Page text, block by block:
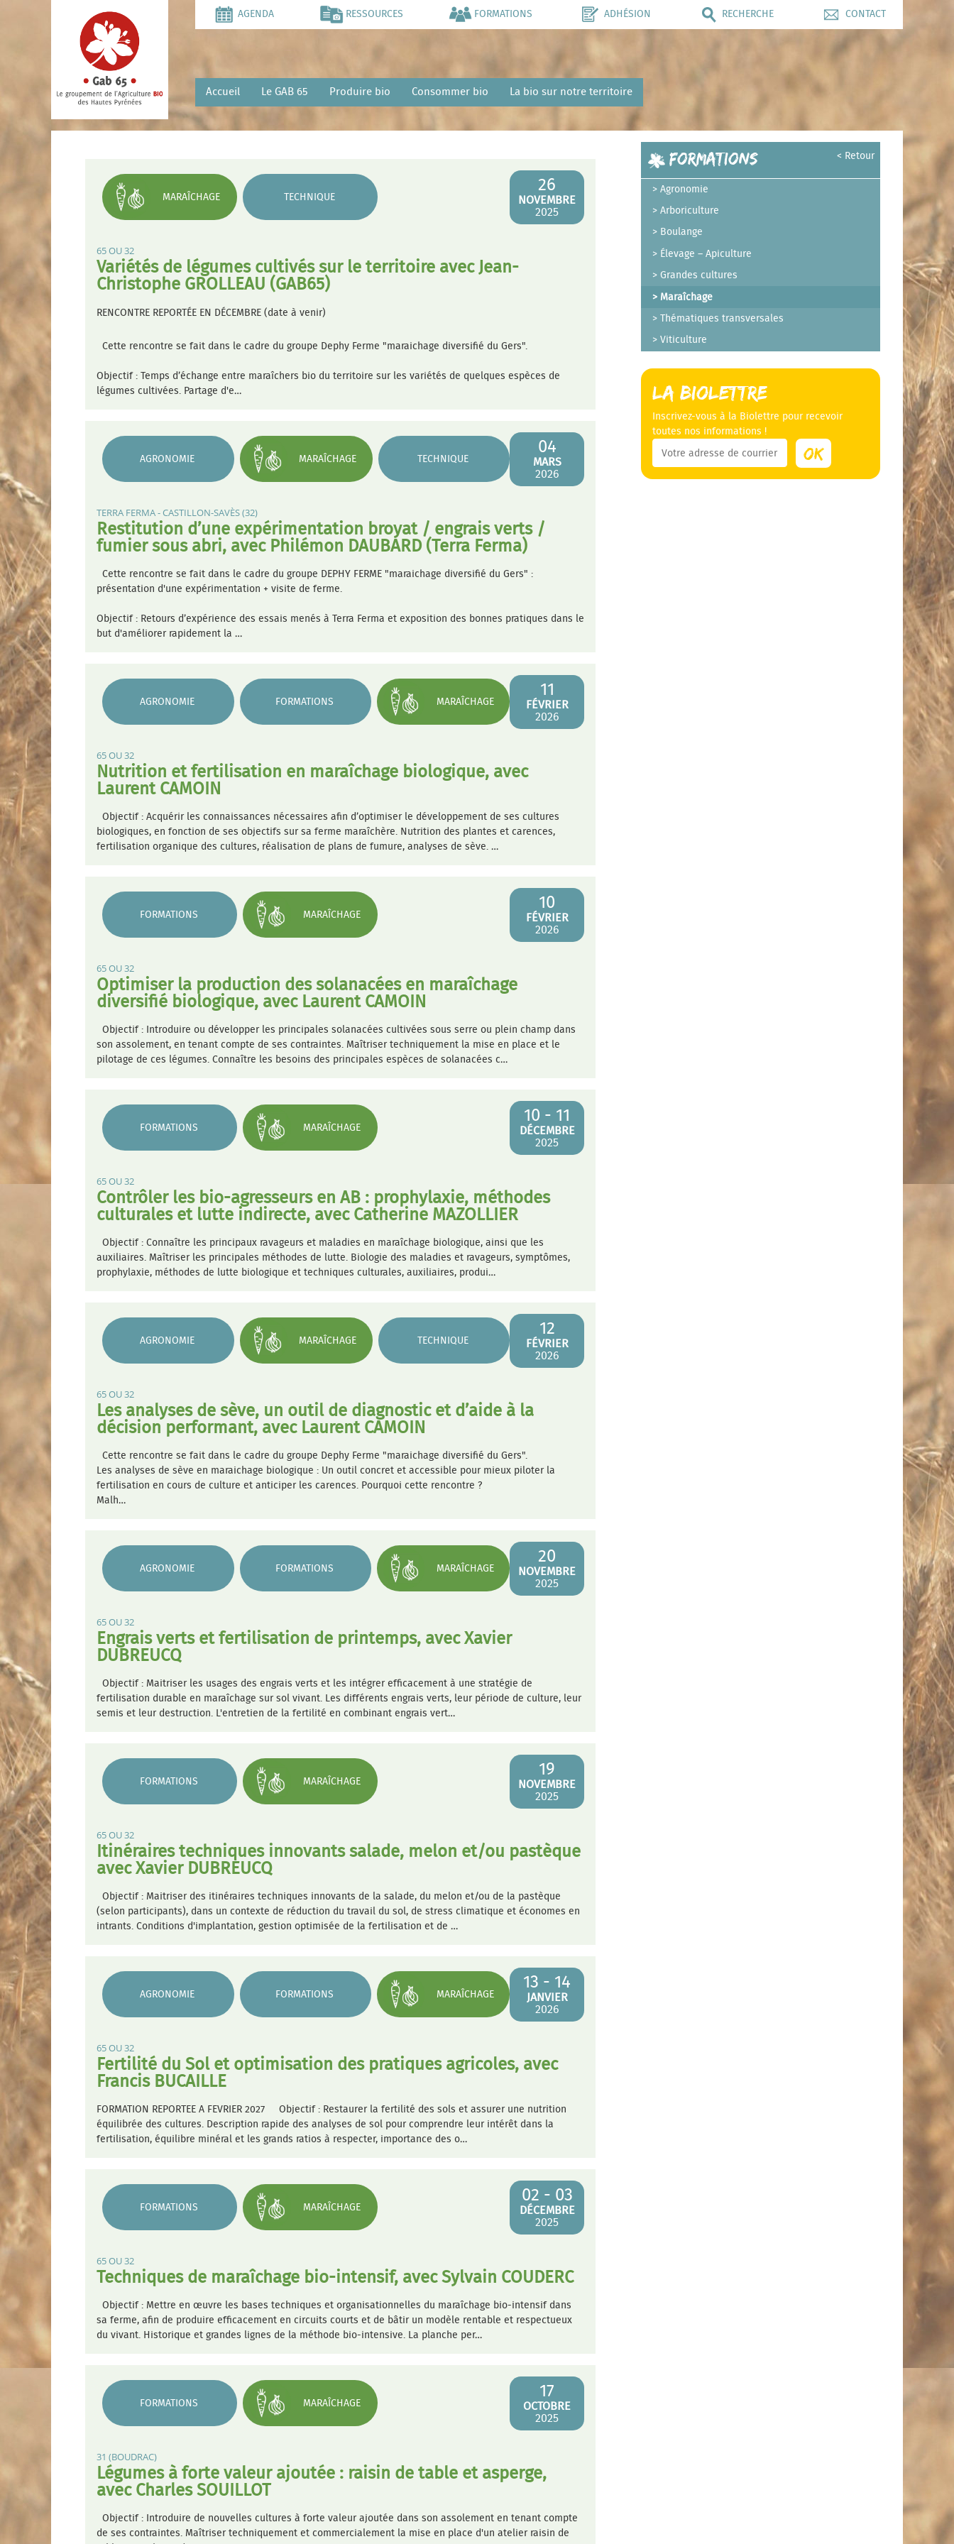
AGENDA RESSOURCES FORMATIONS ADHÉSION RECHERCHE CONTACT
Accueil Le GAB 65 Produire bio Consommer bio La bio sur notre territoire
26
NOVEMBRE
2025
MARAÎCHAGE TECHNIQUE
65 OU 32
Variétés de légumes cultivés sur le territoire avec Jean-
Christophe GROLLEAU (GAB65)
RENCONTRE REPORTÉE EN DÉCEMBRE (date à venir)
Cette rencontre se fait dans le cadre du groupe Dephy Ferme "maraichage diversifié du Gers".
Objectif : Temps d’échange entre maraîchers bio du territoire sur les variétés de quelques espèces de
légumes cultivées. Partage d'e…
04
MARS
2026
AGRONOMIE MARAÎCHAGE TECHNIQUE
TERRA FERMA - CASTILLON-SAVÈS (32)
Restitution d’une expérimentation broyat / engrais verts /
fumier sous abri, avec Philémon DAUBARD (Terra Ferma)
Cette rencontre se fait dans le cadre du groupe DEPHY FERME "maraichage diversifié du Gers" :
présentation d'une expérimentation + visite de ferme.
Objectif : Retours d’expérience des essais menés à Terra Ferma et exposition des bonnes pratiques dans le
but d'améliorer rapidement la …
11
FÉVRIER
2026
AGRONOMIE FORMATIONS MARAÎCHAGE
65 OU 32
Nutrition et fertilisation en maraîchage biologique, avec
Laurent CAMOIN
Objectif : Acquérir les connaissances nécessaires afin d’optimiser le développement de ses cultures
biologiques, en fonction de ses objectifs sur sa ferme maraîchère. Nutrition des plantes et carences,
fertilisation organique des cultures, réalisation de plans de fumure, analyses de sève. …
10
FÉVRIER
2026
FORMATIONS MARAÎCHAGE
65 OU 32
Optimiser la production des solanacées en maraîchage
diversifié biologique, avec Laurent CAMOIN
Objectif : Introduire ou développer les principales solanacées cultivées sous serre ou plein champ dans
son assolement, en tenant compte de ses contraintes. Maîtriser techniquement la mise en place et le
pilotage de ces légumes. Connaître les besoins des principales espèces de solanacées c…
10 - 11
DÉCEMBRE
2025
FORMATIONS MARAÎCHAGE
65 OU 32
Contrôler les bio-agresseurs en AB : prophylaxie, méthodes
culturales et lutte indirecte, avec Catherine MAZOLLIER
Objectif : Connaître les principaux ravageurs et maladies en maraîchage biologique, ainsi que les
auxiliaires. Maîtriser les principales méthodes de lutte. Biologie des maladies et ravageurs, symptômes,
prophylaxie, méthodes de lutte biologique et techniques culturales, auxiliaires, produi…
12
FÉVRIER
2026
AGRONOMIE MARAÎCHAGE TECHNIQUE
65 OU 32
Les analyses de sève, un outil de diagnostic et d’aide à la
décision performant, avec Laurent CAMOIN
Cette rencontre se fait dans le cadre du groupe Dephy Ferme "maraichage diversifié du Gers".
Les analyses de sève en maraichage biologique : Un outil concret et accessible pour mieux piloter la
fertilisation en cours de culture et anticiper les carences. Pourquoi cette rencontre ?
Malh…
20
NOVEMBRE
2025
AGRONOMIE FORMATIONS MARAÎCHAGE
65 OU 32
Engrais verts et fertilisation de printemps, avec Xavier
DUBREUCQ
Objectif : Maitriser les usages des engrais verts et les intégrer efficacement à une stratégie de
fertilisation durable en maraîchage sur sol vivant. Les différents engrais verts, leur période de culture, leur
semis et leur destruction. L'entretien de la fertilité en combinant engrais vert…
19
NOVEMBRE
2025
FORMATIONS MARAÎCHAGE
65 OU 32
Itinéraires techniques innovants salade, melon et/ou pastèque
avec Xavier DUBREUCQ
Objectif : Maitriser des itinéraires techniques innovants de la salade, du melon et/ou de la pastèque
(selon participants), dans un contexte de réduction du travail du sol, de stress climatique et économes en
intrants. Conditions d'implantation, gestion optimisée de la fertilisation et de …
13 - 14
JANVIER
2026
AGRONOMIE FORMATIONS MARAÎCHAGE
65 OU 32
Fertilité du Sol et optimisation des pratiques agricoles, avec
Francis BUCAILLE
FORMATION REPORTEE A FEVRIER 2027 Objectif : Restaurer la fertilité des sols et assurer une nutrition
équilibrée des cultures. Description rapide des analyses de sol pour comprendre leur intérêt dans la
fertilisation, équilibre minéral et les grands ratios à respecter, importance des o…
02 - 03
DÉCEMBRE
2025
FORMATIONS MARAÎCHAGE
65 OU 32
Techniques de maraîchage bio-intensif, avec Sylvain COUDERC
Objectif : Mettre en œuvre les bases techniques et organisationnelles du maraîchage bio-intensif dans
sa ferme, afin de produire efficacement en circuits courts et de bâtir un modèle rentable et respectueux
du vivant. Historique et grandes lignes de la méthode bio-intensive. La planche per…
17
OCTOBRE
2025
FORMATIONS MARAÎCHAGE
31 (BOUDRAC)
Légumes à forte valeur ajoutée : raisin de table et asperge,
avec Charles SOUILLOT
Objectif : Introduire de nouvelles cultures à forte valeur ajoutée dans son assolement en tenant compte
de ses contraintes. Maîtriser techniquement et commercialement la mise en place d'un atelier raisin de
< Retour
Formations
Agronomie
Arboriculture
Boulange
Élevage – Apiculture
Grandes cultures
Maraîchage
Thématiques transversales
Viticulture
La Biolettre
Inscrivez-vous à la Biolettre pour recevoir
toutes nos informations !